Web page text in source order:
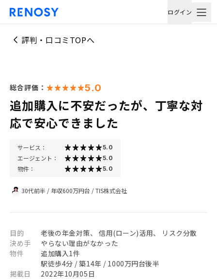
ログイン
評判・口コミTOPへ
総合評価： 5.0
追加購入に不安だったが、丁寧な対
応で安心できました
サービス： 5.0
エージェント： 5.0
物件： 5.0
30代前半 / 年収600万円台 /TIS株式会社
目的
老後の年金対策、 信用(ローン)活用、 リスク分散
決め手
やらない理由がなかった
物件
追加購入1件
駅徒歩4分 / 築14年 / 1000万円台後半
掲載日
2022年10月05日